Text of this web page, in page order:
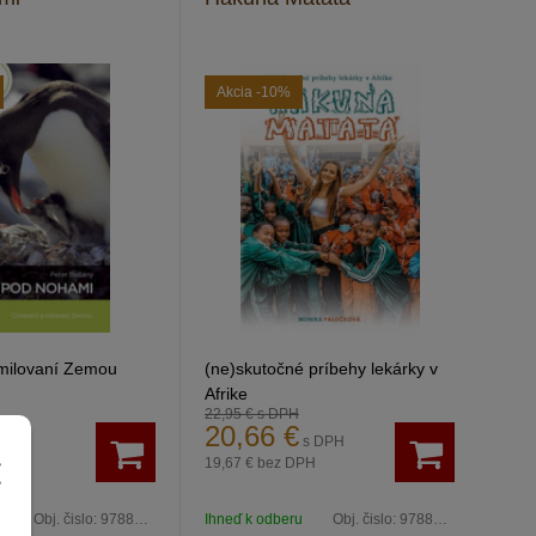
Zemou
Obj. čislo: 9788080745646
Akcia -10%
(ne)skutočné príbehy lekárky v
Afrike
22,95 €s DPH
20,66 € s DPH
19,67 € bez DPH
Ihneď k odberu Obj. čislo: 9788081973871